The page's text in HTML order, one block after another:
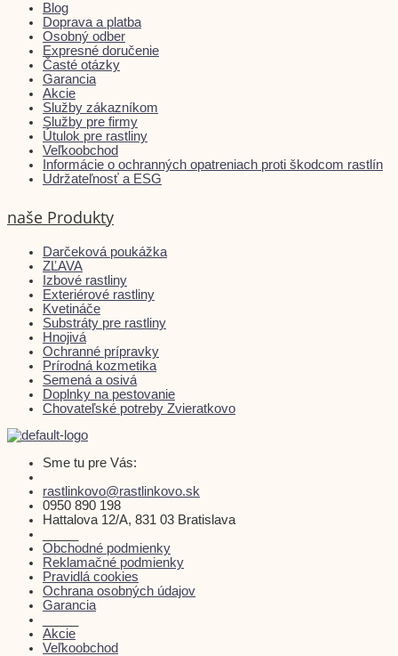
Blog
Doprava a platba
Osobný odber
Expresné doručenie
Časté otázky
Garancia
Akcie
Služby zákazníkom
Služby pre firmy
Útulok pre rastliny
Veľkoobchod
Informácie o ochranných opatreniach proti škodcom rastlín
Udržateľnosť a ESG
naše Produkty
Darčeková poukážka
ZĽAVA
Izbové rastliny
Exteriérové rastliny
Kvetináče
Substráty pre rastliny
Hnojivá
Ochranné prípravky
Prírodná kozmetika
Semená a osivá
Doplnky na pestovanie
Chovateľské potreby Zvieratkovo
Sme tu pre Vás:
rastlinkovo@rastlinkovo.sk
0950 890 198
Hattalova 12/A, 831 03 Bratislava
Obchodné podmienky
Reklamačné podmienky
Pravidlá cookies
Ochrana osobných údajov
Garancia
Akcie
Veľkoobchod